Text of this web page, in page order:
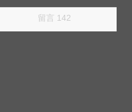
留言 142